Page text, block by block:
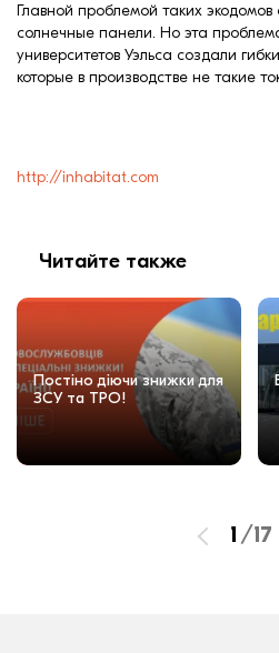
Главной проблемой таких экодомов
солнечные панели. Но эта
университетов Уэльса создали
которые в производстве не такие
http://inhabitat.com
Читайте также
Постіно діючи знижки для
ЗСУ та ТРО!
1 /17